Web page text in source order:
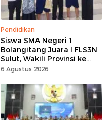
Pendidikan
Siswa SMA Negeri 1
Bolangitang Juara I FLS3N
Sulut, Wakili Provinsi ke
Tingkat Nasional
6 Agustus 2026